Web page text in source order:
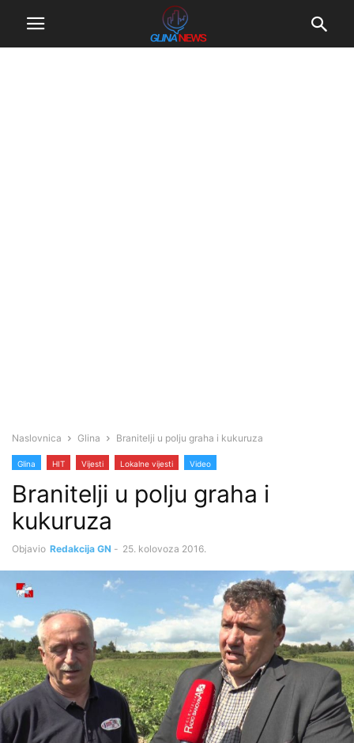
Naslovnica Glina Branitelji u polju graha i kukuruza
Glina HIT Vijesti Lokalne vijesti Video
Branitelji u polju graha i
kukuruza
Objavio Redakcija GN - 25. kolovoza 2016.